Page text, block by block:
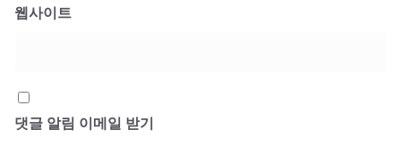
웹사이트
댓글 알림 이메일 받기